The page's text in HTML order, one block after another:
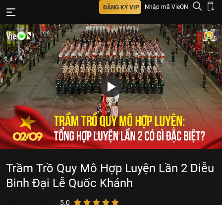
ĐĂNG KÝ VIP Nhập mã VieON
Trầm Trồ Quy Mô Hợp Luyện Lần 2 Diễu
Binh Đại Lễ Quốc Khánh
5.0